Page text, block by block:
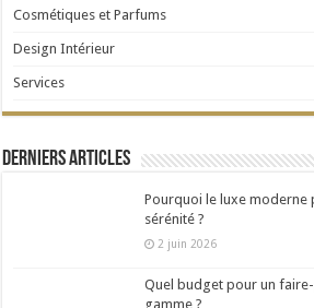
Cosmétiques et Parfums
Design Intérieur
Services
Derniers articles
Pourquoi le luxe moderne
sérénité ?
2 juin 2026
Quel budget pour un
gamme ?